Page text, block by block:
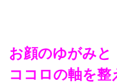
お顔のゆがみと
ココロの軸を整